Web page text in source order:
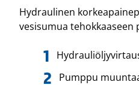
Hydraulinen
vesisumua tehokkaaseen
Pumppu